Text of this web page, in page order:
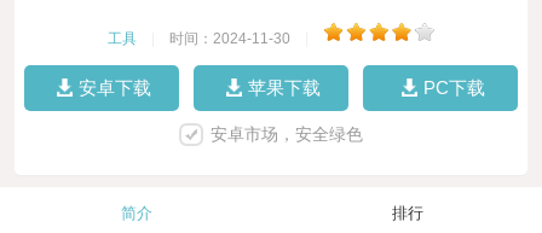
工具 时间：2024-11-30
安卓下载 苹果下载 PC下载
安卓市场，安全绿色
简介 排行